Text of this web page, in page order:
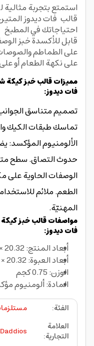
استمتع بتجربة مثالية
قالب فات ديدوز
احتياجاتك في
قابل للأكسدة خبز
على الطماطم
على نكهة الطعام أو
مميزات قالب خبز كيكة
فات ديدوز:
تصميم متناسق
تماسك طبقات الكيك
الألومنيوم المؤكسد:
حدوث التصاق. سطح
الوصفات الحاوية على
الطعم. ملائم
المهنيّة.
مواصفات قالب خبز
فات ديدوز:
أبعاد المنتج: 20.32 × 7.62 سم
أبعاد العبوة: 20.32 × 7.62 سم
الوزن: 0.75 كجم
المادة: ألومنيوم
الفئة:
العلامة
التجارية: